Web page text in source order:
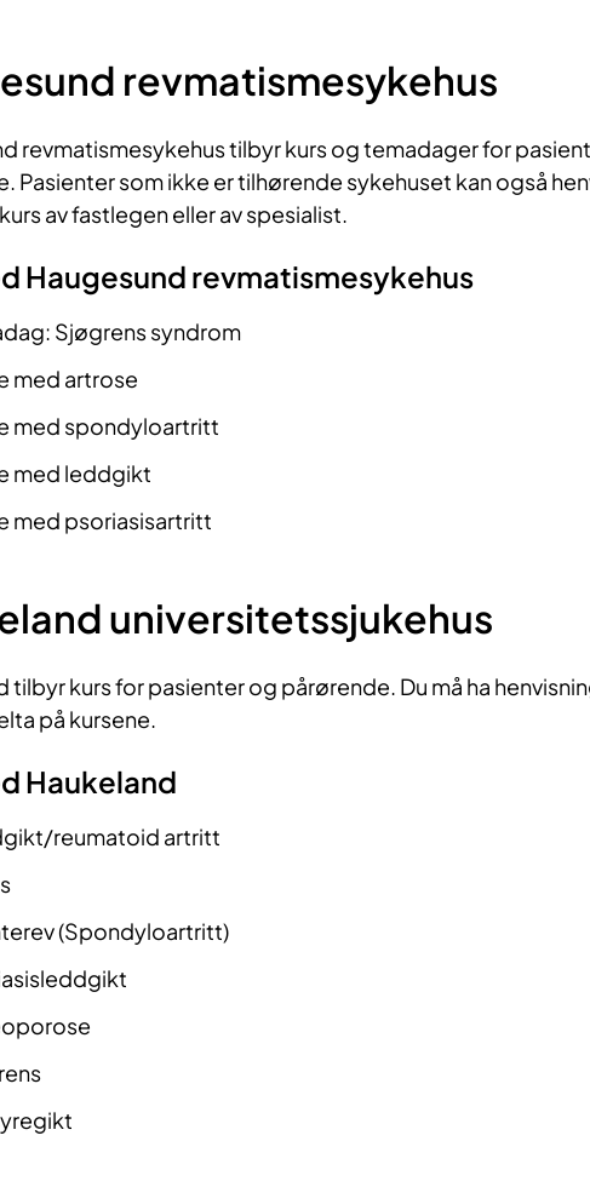
revmatismesykehus
revmatismesykehus tilbyr kurs og temadager for
Pasienter som ikke er tilhørende sykehuset kan også
av fastlegen eller av spesialist.
Haugesund revmatismesykehus
Sjøgrens syndrom
med artrose
med spondyloartritt
med leddgikt
med psoriasisartritt
universitetssjukehus
tilbyr kurs for pasienter og pårørende. Du må ha
på kursene.
Haukeland
reumatoid artritt
(Spondyloartritt)